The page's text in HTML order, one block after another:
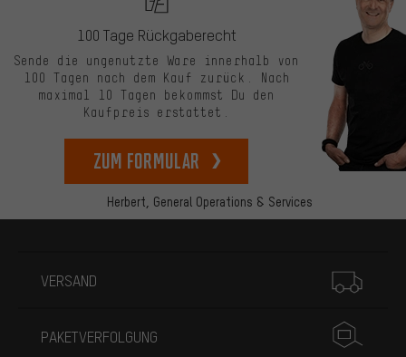
Herbert, General Operations & Services
100 Tage Rückgaberecht
Sende die ungenutzte Ware innerhalb von
100 Tagen nach dem Kauf zurück. Nach
maximal 10 Tagen bekommst Du den
Kaufpreis erstattet.
zum Formular
VERSAND
PAKETVERFOLGUNG